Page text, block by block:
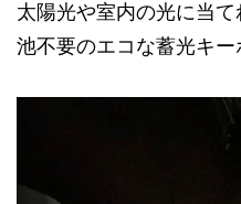
太陽光や室内の光に当
池不要のエコな蓄光キー